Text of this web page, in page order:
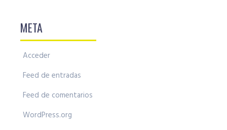
META
Acceder
Feed de entradas
Feed de comentarios
WordPress.org